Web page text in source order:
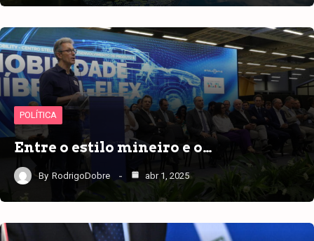
POLÍTICA
Entre o estilo mineiro e o…
By RodrigoDobre abr 1, 2025